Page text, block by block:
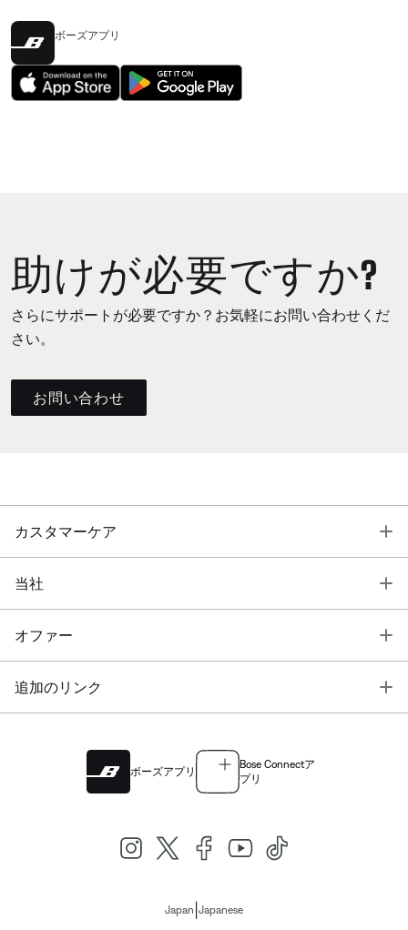
ボーズアプリ
助けが必要ですか?
さらにサポートが必要ですか？お気軽にお問い合わせくだ
さい。
お問い合わせ
カスタマーケア
当社
オファー
追加のリンク
ボーズアプリ
Bose Connectア
プリ
Japan Japanese